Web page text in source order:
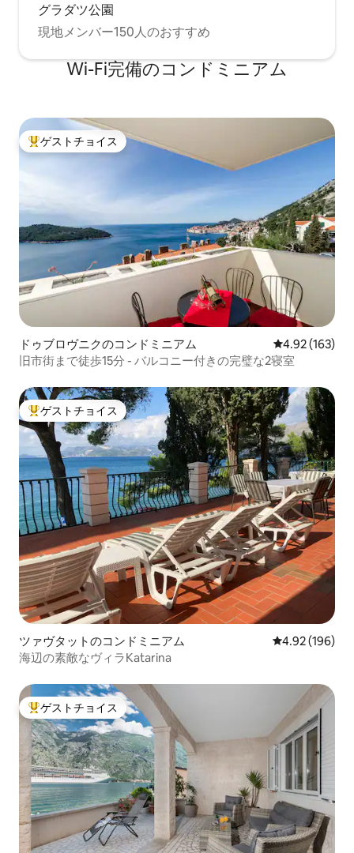
グラダツ公園
現地メンバー150人のおすすめ
Wi-Fi完備のコンドミニアム
大好評のゲストチョイスです。
ゲストチョイス
ドゥブロヴニクのコンドミニアム レビュー163
4.92 (163)
旧市街まで徒歩15分 - バルコニー付きの完璧な2寝室
大好評のゲストチョイスです。
ゲストチョイス
ツァヴタットのコンドミニアム レビュー196
4.92 (196)
海辺の素敵なヴィラKatarina
大好評のゲストチョイスです。
ゲストチョイス